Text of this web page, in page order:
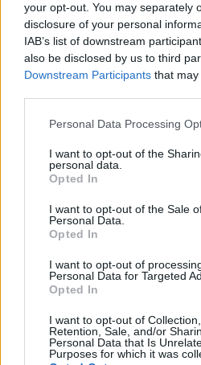
your opt-out. You may separately
disclosure of your personal
IAB’s list of downstream
also be disclosed by us to third
Downstream Participants that
Personal Data Processing
I want to opt-out of the
personal data.
Opted In
I want to opt-out of the Sale
Personal Data.
Opted In
I want to opt-out of
Personal Data for Targeted
Opted In
I want to opt-out of Collection,
Retention, Sale, and/or
Personal Data that Is
Purposes for which it was
ΝΑΞΟΥ 69
ΝΗΣΩΝ 121
ΞΑΝΘΗΣ 252
ΠΑΡΟΥ 21
ΠΕΙΡΑΙΩΣ 1199
ΠΕΛΛΑΣ 144
ΠΙΕΡΙΑΣ 223
ΠΡΕΒΕΖΑΣ 85